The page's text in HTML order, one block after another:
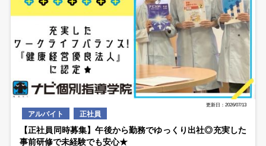
更新日：2026/07/13
アルバイト 正社員
【正社員同時募集】午後から勤務でゆっくり出社◎充実した
事前研修で未経験でも安心★